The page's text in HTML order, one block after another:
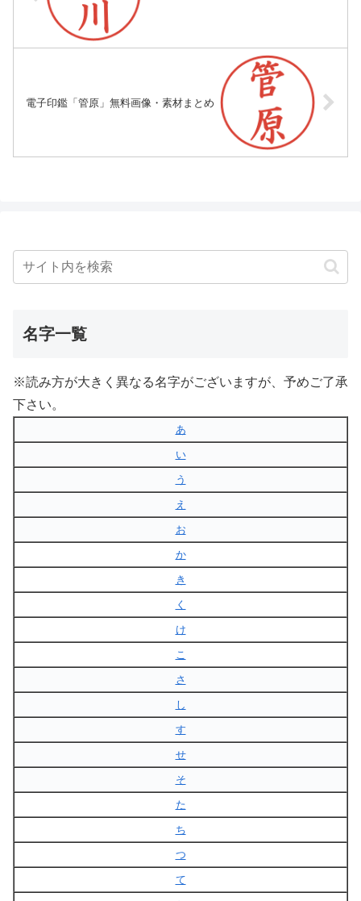
電子印鑑「管原」無料画像・素材まとめ
名字一覧
※読み方が大きく異なる名字がございますが、予めご了承
下さい。
あ
い
う
え
お
か
き
く
け
こ
さ
し
す
せ
そ
た
ち
つ
て